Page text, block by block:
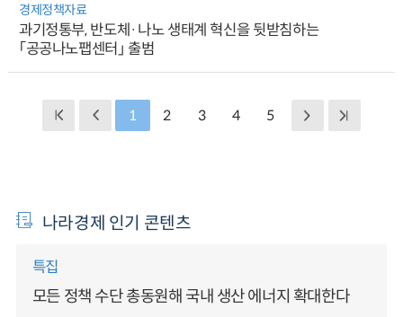
경제정책자료
과기정통부, 반도체·나노 생태계 혁신을 뒷받침하는
「공공나노팹센터」 출범
1 2 3 4 5
나라경제 인기 콘텐츠
특집
모든 정책 수단 총동원해 국내 생산 에너지 확대한다